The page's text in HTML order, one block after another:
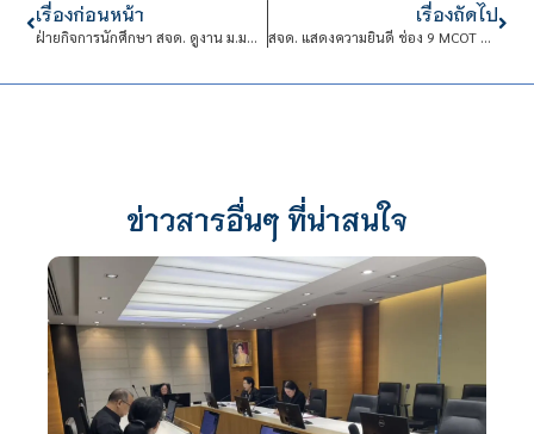
เรื่องก่อนหน้า
ฝ่ายกิจการนักศึกษา สจด. ดูงาน ม.มหิดล เตรียมพัฒนาระบบดูแลและเผชิญเหตุวิกฤตสุขภาพจิต
เรื่องถัดไป
สจด. แสดงความยินดี ช่อง 9 MCOT HD ในโอกาสครอบรอบ 74 ปี
ข่าวสารอื่นๆ ที่น่าสนใจ